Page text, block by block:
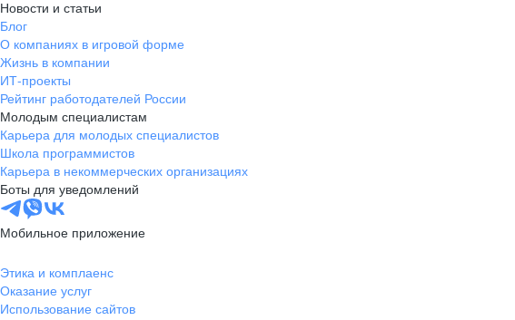
Новости и статьи
Блог
О компаниях в игровой форме
Жизнь в компании
ИТ-проекты
Рейтинг работодателей России
Молодым специалистам
Карьера для молодых специалистов
Школа программистов
Карьера в некоммерческих организациях
Боты для уведомлений
Мобильное приложение
Этика и комплаенс
Оказание услуг
Использование сайтов